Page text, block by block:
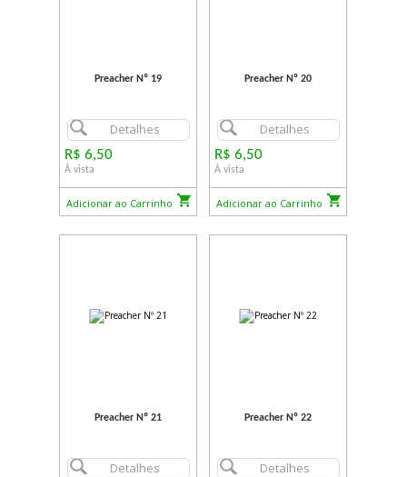
Preacher Nº 19
Detalhes
R$ 6,50
À vista
Adicionar ao Carrinho
Preacher Nº 20
Detalhes
R$ 6,50
À vista
Adicionar ao Carrinho
Preacher Nº 21
Detalhes
Preacher Nº 22
Detalhes